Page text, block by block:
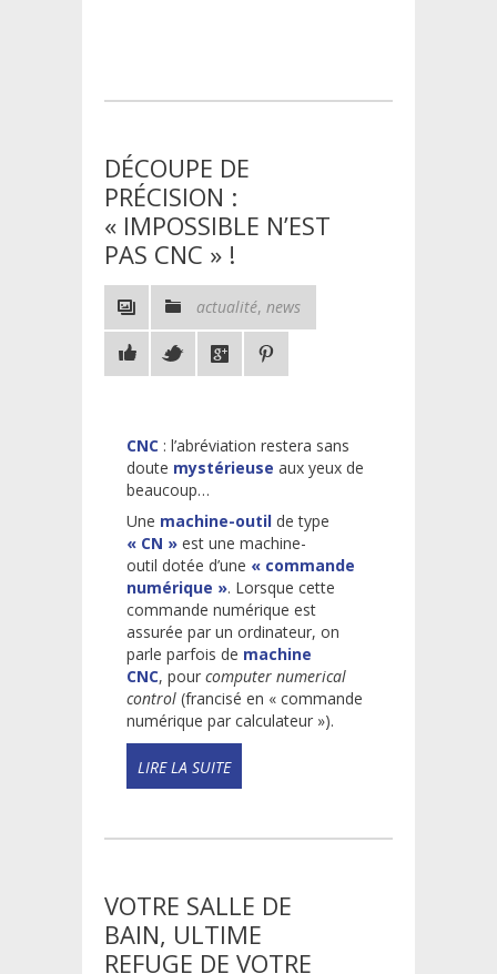
DÉCOUPE DE
PRÉCISION :
« IMPOSSIBLE N’EST
PAS CNC » !
actualité, news
CNC : l’abréviation restera sans
doute mystérieuse aux yeux de
beaucoup…
Une machine-outil de type
« CN » est une machine-
outil dotée d’une « commande
numérique ». Lorsque cette
commande numérique est
assurée par un ordinateur, on
parle parfois de machine
CNC, pour computer numerical
control (francisé en « commande
numérique par calculateur »).
READ
VOTRE SALLE DE
BAIN, ULTIME
REFUGE DE VOTRE